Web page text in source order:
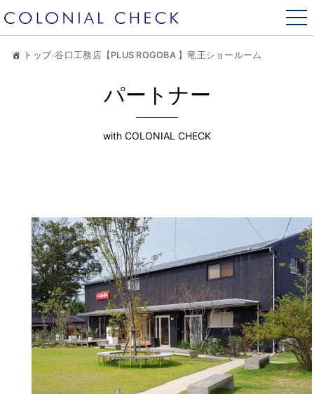
トップ›谷口工務店【PLUS ROGOBA 】竜王ショールーム
パートナー
with COLONIAL CHECK